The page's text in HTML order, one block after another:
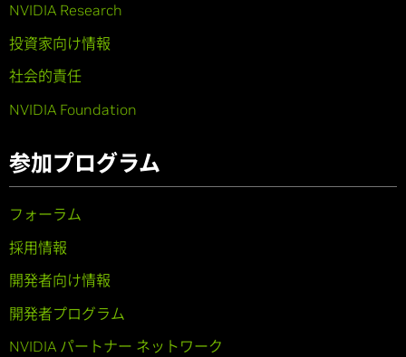
NVIDIA Research
投資家向け情報
社会的責任
NVIDIA Foundation
参加プログラム
フォーラム
採用情報
開発者向け情報
開発者プログラム
NVIDIA パートナー ネットワーク